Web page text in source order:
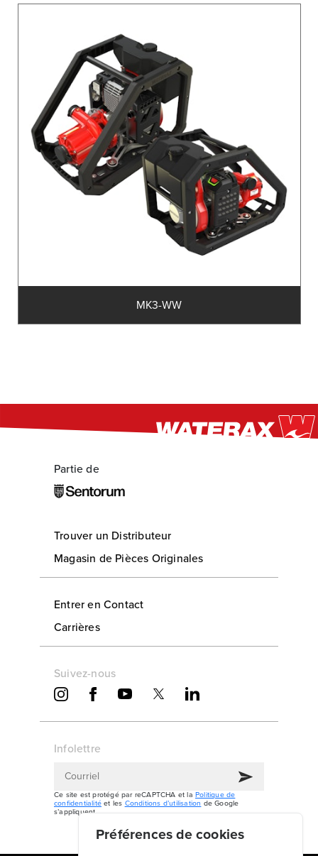
MK3-WW
Partie de
Trouver un Distributeur
Magasin de Pièces Originales
Entrer en Contact
Carrières
Suivez-nous
Infolettre
Ce site est protégé par reCAPTCHA et la Politique de
confidentialité et les Conditions d’utilisation de Google
s’appliquent.
Préférences de cookies